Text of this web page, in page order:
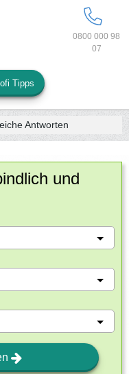
0800 000 98
07
Tipps
Antworten
und